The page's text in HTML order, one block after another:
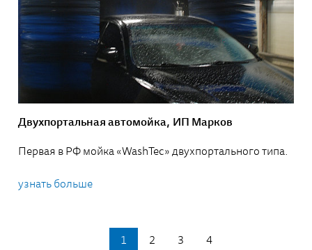
Двухпортальная автомойка, ИП Марков
Первая в РФ мойка «WashTec» двухпортального типа.
узнать больше
1 2 3 4